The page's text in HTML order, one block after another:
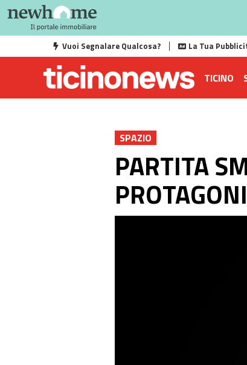
Vuoi Segnalare Qualcosa? La Tua
TICINO
SPAZIO
PARTITA